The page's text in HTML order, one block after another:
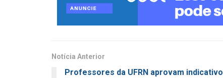
Notícia Anterior
Professores da UFRN aprovam indicativo